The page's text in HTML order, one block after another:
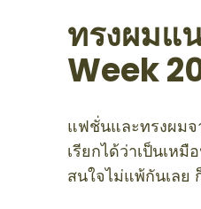
ทรงผมแ
Week
แฟชั่นและทรงผมจ
เรียกได้ว่าเป็นเห
สนใจไม่แพ้กันเลย